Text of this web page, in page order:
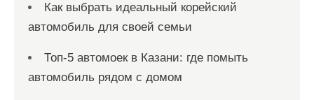
Как выбрать идеальный корейский
автомобиль для своей семьи
Топ-5 автомоек в Казани: где помыть
автомобиль рядом с домом